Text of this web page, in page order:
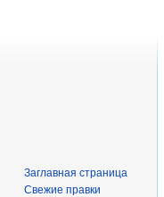
Заглавная страница
Свежие правки